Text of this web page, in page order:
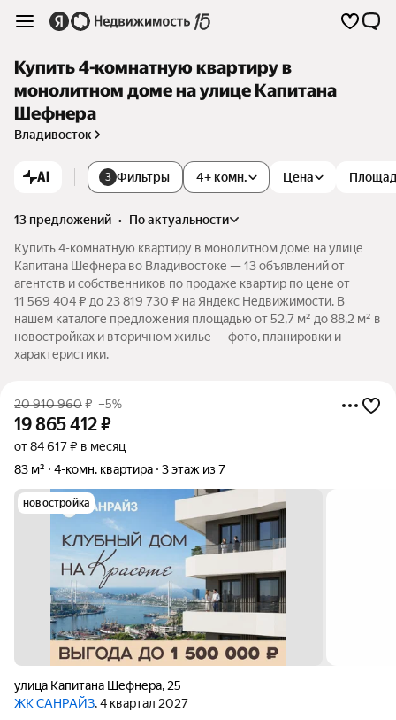
Купить 4-комнатную квартиру в
монолитном доме на улице Капитана
Шефнера
Владивосток
AI 3 Фильтры 4+ комн. Цена
13 предложений •
по актуальности
Купить 4-комнатную квартиру в монолитном доме на улице
Капитана Шефнера во Владивостоке — 13 объявлений от
агентств и собственников по продаже квартир по цене от
11 569 404 ₽ до 23 819 730 ₽ на Яндекс Недвижимости. В
нашем каталоге предложения площадью от 52,7 м² до 88,2 м² в
новостройках и вторичном жилье — фото, планировки и
характеристики.
20 910 960₽ –5%
19 865 412₽
от 84 617 ₽ в месяц
83 м²
4-комн. квартира 3 этаж из 7
новостройка
улица Капитана Шефнера, 25
ЖК САНРАЙЗ, 4 квартал 2027